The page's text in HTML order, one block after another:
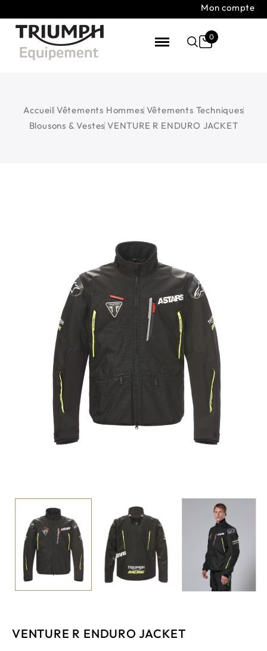
Mon compte
0
Accueil Vêtements Hommes Vêtements Techniques
Blousons & Vestes VENTURE R ENDURO JACKET
VENTURE R ENDURO JACKET